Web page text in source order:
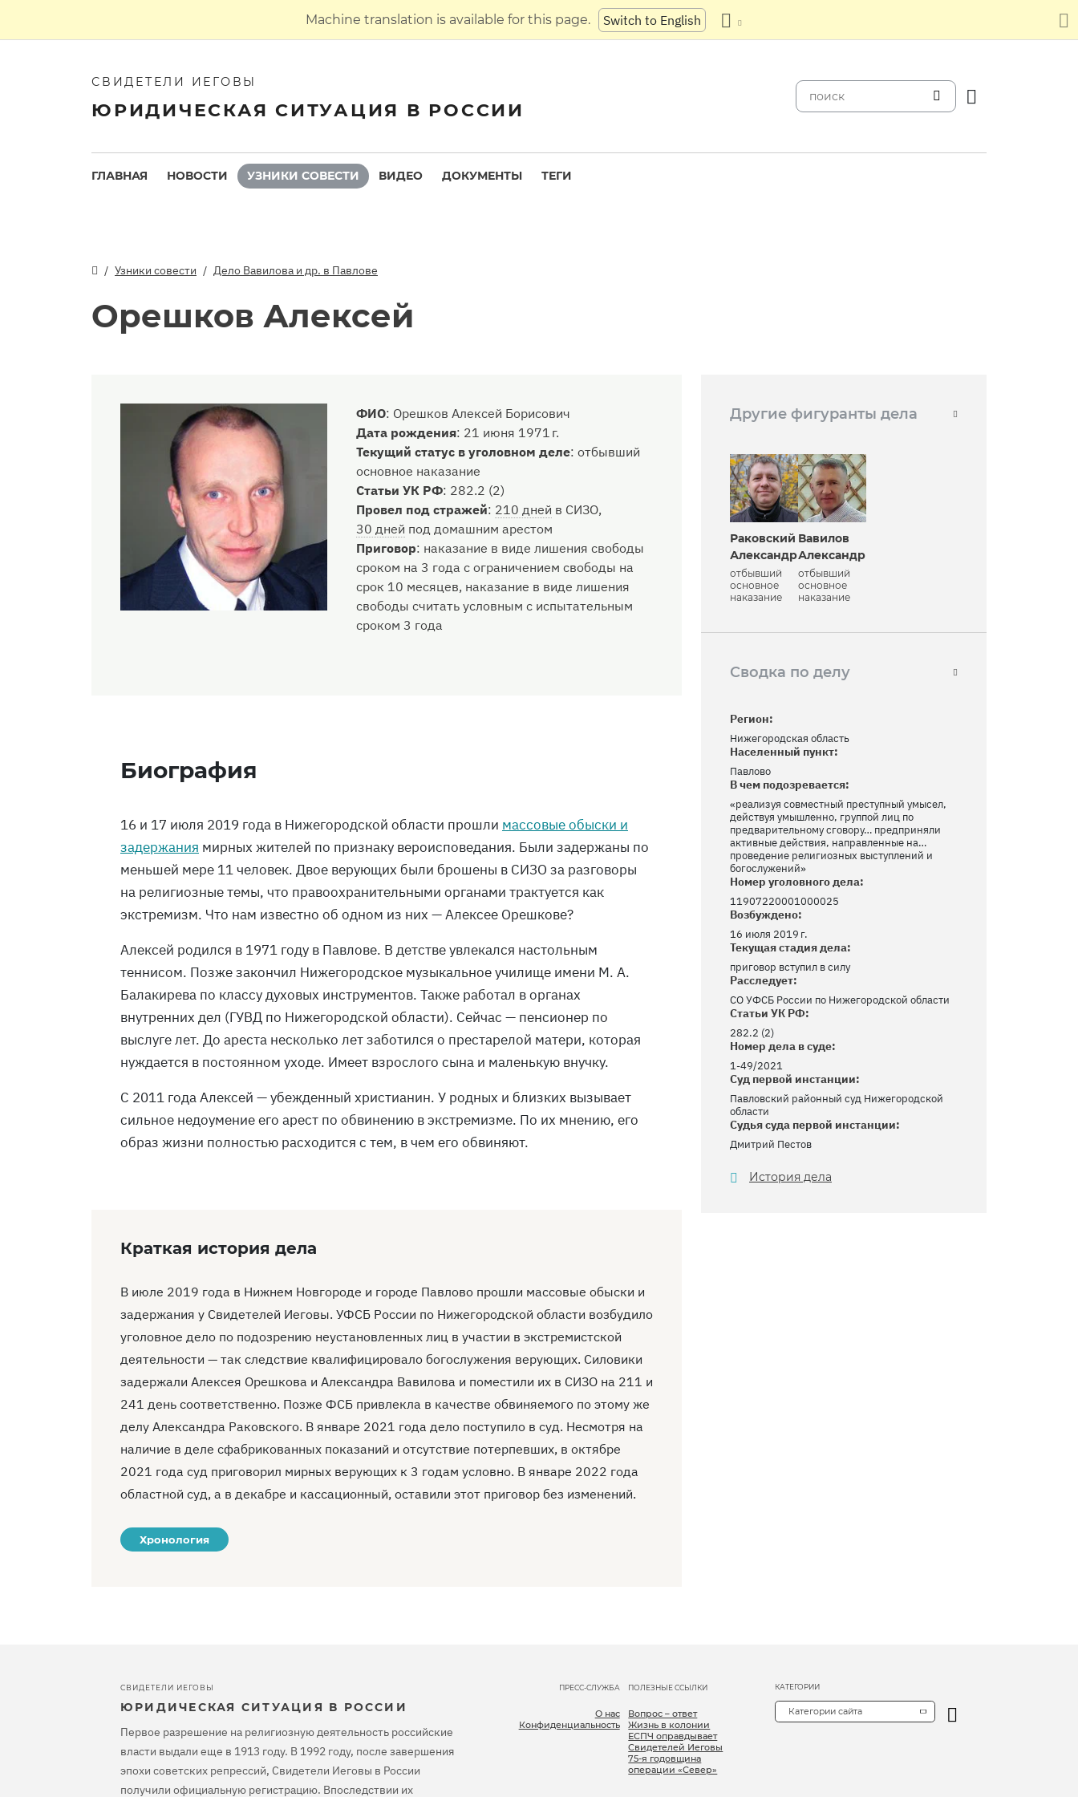
Machine translation is available for this page. Switch to English
СВИДЕТЕЛИ ИЕГОВЫ
ЮРИДИЧЕСКАЯ СИТУАЦИЯ В РОССИИ
ГЛАВНАЯ НОВОСТИ УЗНИКИ СОВЕСТИ ВИДЕО ДОКУМЕНТЫ ТЕГИ
Узники совести Дело Вавилова и др. в Павлове
Орешков Алексей
ФИО: Орешков Алексей Борисович
Дата рождения: 21 июня 1971 г.
Текущий статус в уголовном деле:отбывший
основное наказание
Статьи УК РФ: 282.2 (2)
Провел под стражей: 210 дней в СИЗО,
30 дней под домашним арестом
Приговор: наказание в виде лишения свободы
сроком на 3 года с ограничением свободы на
срок 10 месяцев, наказание в виде лишения
свободы считать условным с испытательным
сроком 3 года
Биография
16 и 17 июля 2019 года в Нижегородской области прошли массовые обыски и
задержания мирных жителей по признаку вероисповедания. Были задержаны по
меньшей мере 11 человек. Двое верующих были брошены в СИЗО за разговоры
на религиозные темы, что правоохранительными органами трактуется как
экстремизм. Что нам известно об одном из них — Алексее Орешкове?
Алексей родился в 1971 году в Павлове. В детстве увлекался настольным
теннисом. Позже закончил Нижегородское музыкальное училище имени М. А.
Балакирева по классу духовых инструментов. Также работал в органах
внутренних дел (ГУВД по Нижегородской области). Сейчас — пенсионер по
выслуге лет. До ареста несколько лет заботился о престарелой матери, которая
нуждается в постоянном уходе. Имеет взрослого сына и маленькую внучку.
С 2011 года Алексей — убежденный христианин. У родных и близких вызывает
сильное недоумение его арест по обвинению в экстремизме. По их мнению, его
образ жизни полностью расходится с тем, в чем его обвиняют.
Краткая история дела
В июле 2019 года в Нижнем Новгороде и городе Павлово прошли массовые обыски и
задержания у Свидетелей Иеговы. УФСБ России по Нижегородской области возбудило
уголовное дело по подозрению неустановленных лиц в участии в экстремистской
деятельности — так следствие квалифицировало богослужения верующих. Силовики
задержали Алексея Орешкова и Александра Вавилова и поместили их в СИЗО на 211 и
241 день соответственно. Позже ФСБ привлекла в качестве обвиняемого по этому же
делу Александра Раковского. В январе 2021 года дело поступило в суд. Несмотря на
наличие в деле сфабрикованных показаний и отсутствие потерпевших, в октябре
2021 года суд приговорил мирных верующих к 3 годам условно. В январе 2022 года
областной суд, а в декабре и кассационный, оставили этот приговор без изменений.
Хронология
Другие фигуранты дела
Раковский
Александр
отбывший
основное
наказание
Вавилов
Александр
отбывший
основное
наказание
Сводка по делу
Регион:
Нижегородская область
Населенный пункт:
Павлово
В чем подозревается:
«реализуя совместный преступный умысел,
действуя умышленно, группой лиц по
предварительному сговору… предприняли
активные действия, направленные на…
проведение религиозных выступлений и
богослужений»
Номер уголовного дела:
11907220001000025
Возбуждено:
16 июля 2019 г.
Текущая стадия дела:
приговор вступил в силу
Расследует:
СО УФСБ России по Нижегородской области
Статьи УК РФ:
282.2 (2)
Номер дела в суде:
1-49/2021
Суд первой инстанции:
Павловский районный суд Нижегородской
области
Судья суда первой инстанции:
Дмитрий Пестов
История дела
СВИДЕТЕЛИ ИЕГОВЫ
ЮРИДИЧЕСКАЯ СИТУАЦИЯ В РОССИИ
Первое разрешение на религиозную деятельность российские
власти выдали еще в 1913 году. В 1992 году, после завершения
эпохи советских репрессий, Свидетели Иеговы в России
получили официальную регистрацию. Впоследствии их
ПРЕСС-СЛУЖБА
О нас
Конфиденциальность
ПОЛЕЗНЫЕ ССЫЛКИ
Вопрос – ответ
Жизнь в колонии
ЕСПЧ оправдывает
Свидетелей Иеговы
75-я годовщина
операции «Север»
КАТЕГОРИИ
Категории сайта